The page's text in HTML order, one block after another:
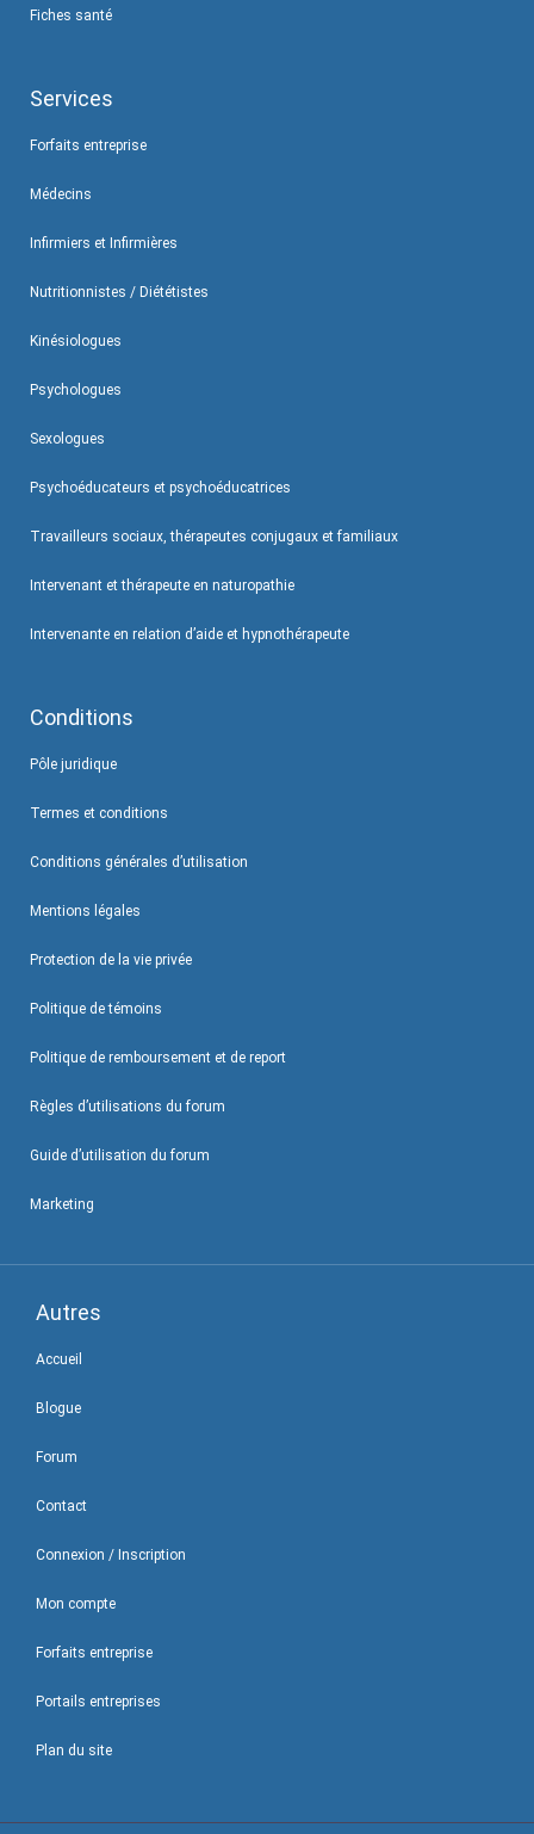
Fiches santé
Services
Forfaits entreprise
Médecins
Infirmiers et Infirmières
Nutritionnistes / Diététistes
Kinésiologues
Psychologues
Sexologues
Psychoéducateurs et psychoéducatrices
Travailleurs sociaux, thérapeutes conjugaux et familiaux
Intervenant et thérapeute en naturopathie
Intervenante en relation d’aide et hypnothérapeute
Conditions
Pôle juridique
Termes et conditions
Conditions générales d’utilisation
Mentions légales
Protection de la vie privée
Politique de témoins
Politique de remboursement et de report
Règles d’utilisations du forum
Guide d’utilisation du forum
Marketing
Autres
Accueil
Blogue
Forum
Contact
Connexion / Inscription
Mon compte
Forfaits entreprise
Portails entreprises
Plan du site